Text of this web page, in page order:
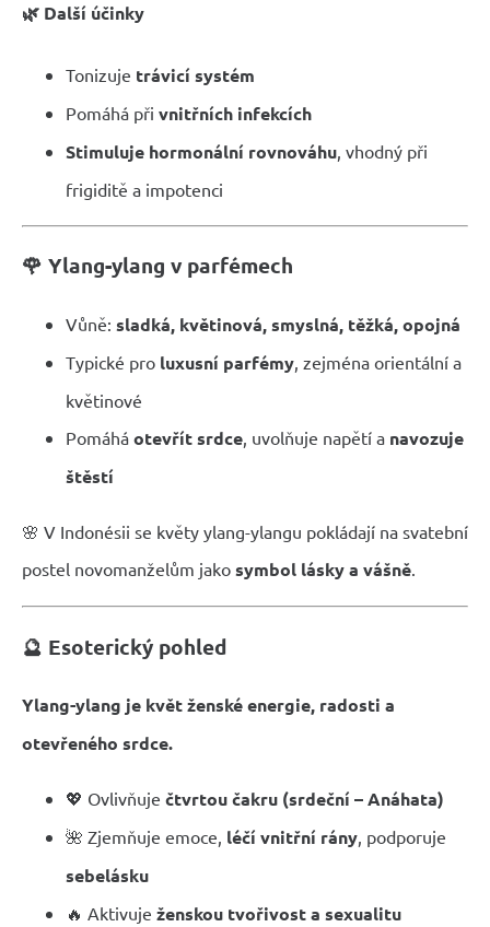
🌿 Další účinky
Tonizuje trávicí systém
Pomáhá při vnitřních infekcích
Stimuluje hormonální rovnováhu , vhodný při
frigiditě a impotenci
🌹 Ylang-ylang v parfémech
Vůně: sladká, květinová, smyslná, těžká, opojná
Typické pro luxusní parfémy, zejména orientální a
květinové
Pomáhá otevřít srdce, uvolňuje napětí a navozuje
štěstí
🌸 V Indonésii se květy ylang-ylangu pokládají na svatební
postel novomanželům jako symbol lásky a vášně.
🔮 Esoterický pohled
Ylang-ylang je květ ženské energie, radosti a
otevřeného srdce.
💖 Ovlivňuje čtvrtou čakru (srdeční – Anáhata)
🌺 Zjemňuje emoce, léčí vnitřní rány, podporuje
sebelásku
🔥 Aktivuje ženskou tvořivost a sexualitu